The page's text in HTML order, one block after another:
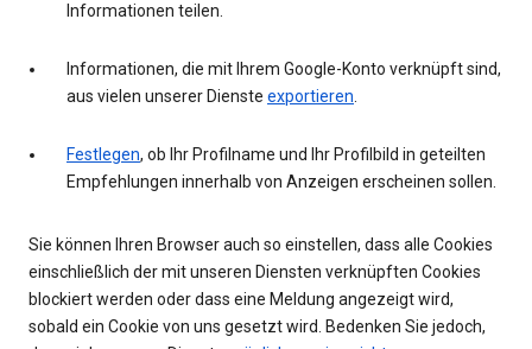
Informationen teilen.
Informationen, die mit Ihrem Google-Konto verknüpft sind,
aus vielen unserer Dienste exportieren.
Festlegen, ob Ihr Profilname und Ihr Profilbild in geteilten
Empfehlungen innerhalb von Anzeigen erscheinen sollen.
Sie können Ihren Browser auch so einstellen, dass alle Cookies
einschließlich der mit unseren Diensten verknüpften Cookies
blockiert werden oder dass eine Meldung angezeigt wird,
sobald ein Cookie von uns gesetzt wird. Bedenken Sie jedoch,